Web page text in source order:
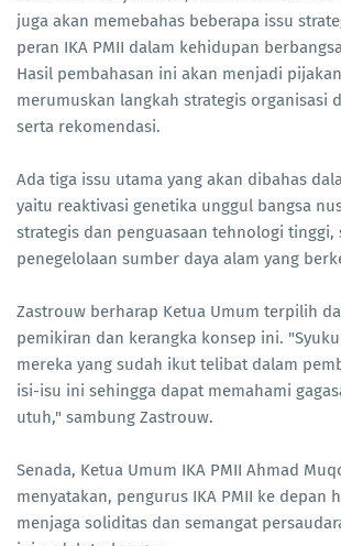
juga akan memebahas beberapa issu
peran IKA PMII dalam kehidupan
Hasil pembahasan ini akan menjadi
merumuskan langkah strategis organisasi
serta rekomendasi.
Ada tiga issu utama yang akan dibahas
yaitu reaktivasi genetika unggul bangsa
strategis dan penguasaan tehnologi tinggi,
penegelolaan sumber daya alam yang
Zastrouw berharap Ketua Umum terpilih
pemikiran dan kerangka konsep ini.
mereka yang sudah ikut telibat dalam
isi-isu ini sehingga dapat memahami
utuh," sambung Zastrouw.
Senada, Ketua Umum IKA PMII Ahmad
menyatakan, pengurus IKA PMII ke depan
menjaga soliditas dan semangat